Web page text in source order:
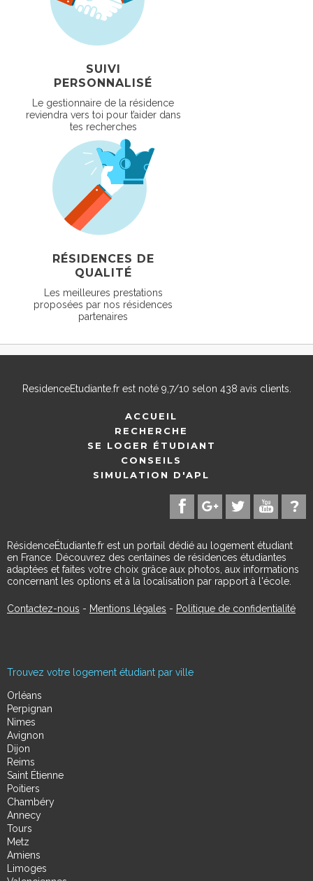
SUIVI
PERSONNALISÉ
Le gestionnaire de la résidence
reviendra vers toi pour t’aider dans
tes recherches
RÉSIDENCES DE
QUALITÉ
Les meilleures prestations
proposées par nos résidences
partenaires
ResidenceEtudiante.frest noté 9,7/10 selon 438 avis clients.
ACCUEIL
RECHERCHE
SE LOGER ÉTUDIANT
CONSEILS
SIMULATION D'APL
RésidenceÉtudiante.fr est un portail dédié au logement étudiant
en France. Découvrez des centaines de résidences étudiantes
adaptées et faites votre choix grâce aux photos, aux informations
concernant les options et à la localisation par rapport à l'école.
Contactez-nous - Mentions légales - Politique de confidentialité
Trouvez votre logement étudiant par ville
Orléans
Perpignan
Nimes
Avignon
Dijon
Reims
Saint Étienne
Poitiers
Chambéry
Annecy
Tours
Metz
Amiens
Limoges